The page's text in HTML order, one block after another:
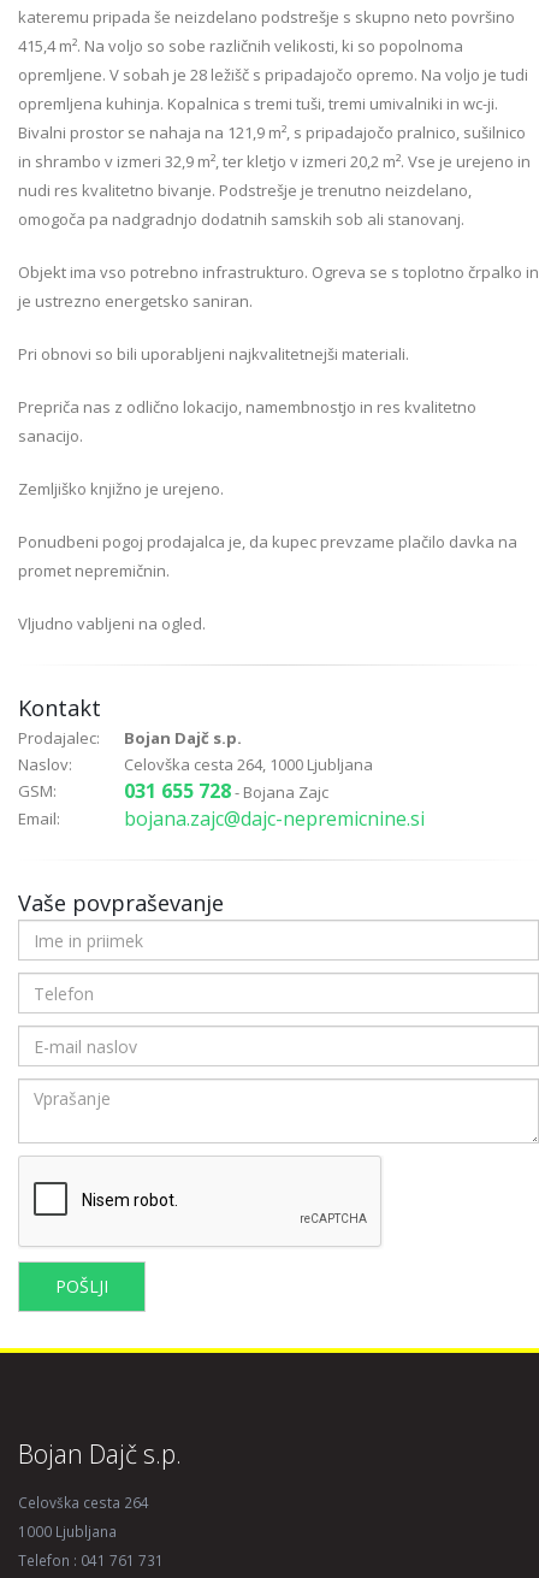
kateremu pripada še neizdelano podstrešje s skupno neto površino
415,4 m². Na voljo so sobe različnih velikosti, ki so popolnoma
opremljene. V sobah je 28 ležišč s pripadajočo opremo. Na voljo je tudi
opremljena kuhinja. Kopalnica s tremi tuši, tremi umivalniki in wc-ji.
Bivalni prostor se nahaja na 121,9 m², s pripadajočo pralnico, sušilnico
in shrambo v izmeri 32,9 m², ter kletjo v izmeri 20,2 m². Vse je urejeno in
nudi res kvalitetno bivanje. Podstrešje je trenutno neizdelano,
omogoča pa nadgradnjo dodatnih samskih sob ali stanovanj.
Objekt ima vso potrebno infrastrukturo. Ogreva se s toplotno črpalko in
je ustrezno energetsko saniran.
Pri obnovi so bili uporabljeni najkvalitetnejši materiali.
Prepriča nas z odlično lokacijo, namembnostjo in res kvalitetno
sanacijo.
Zemljiško knjižno je urejeno.
Ponudbeni pogoj prodajalca je, da kupec prevzame plačilo davka na
promet nepremičnin.
Vljudno vabljeni na ogled.
Kontakt
Prodajalec:
Bojan Dajč s.p.
Naslov:
Celovška cesta 264, 1000 Ljubljana
GSM:
031 655 728- Bojana Zajc
Email:
bojana.zajc@dajc-nepremicnine.si
Vaše povpraševanje
POŠLJI
Bojan Dajč s.p.
Celovška cesta 264
1000 Ljubljana
Telefon : 041 761 731